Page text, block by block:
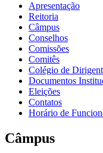
Apresentação
Reitoria
Câmpus
Conselhos
Comissões
Comitês
Colégio de
Documentos
Eleições
Contatos
Horário de
Câmpus